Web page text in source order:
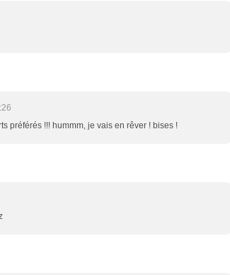
préférés !!! hummm, je vais en rêver ! bises !